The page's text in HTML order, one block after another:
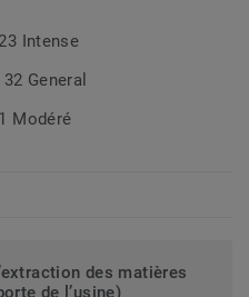
23 Intense
32 General
Modéré
des matières
de l’usine)